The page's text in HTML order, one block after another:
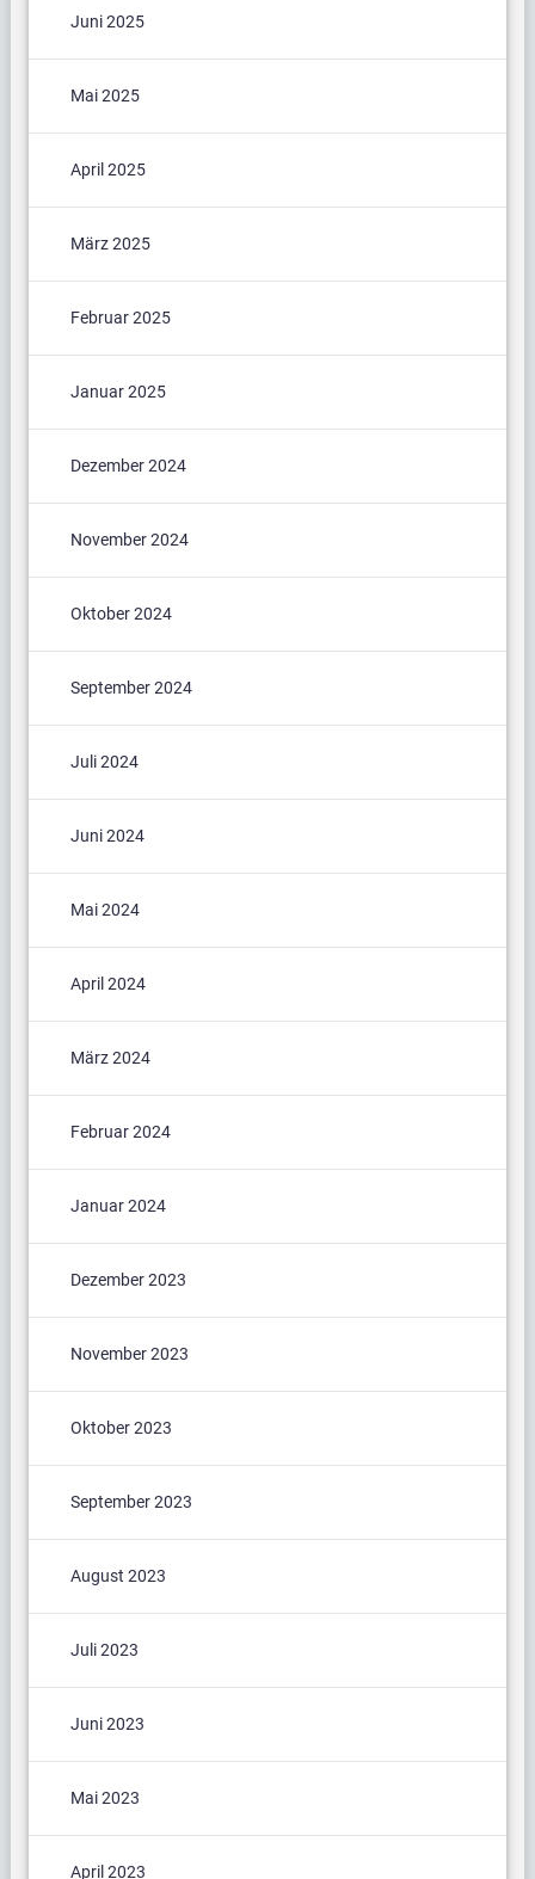
Juni 2025
Mai 2025
April 2025
März 2025
Februar 2025
Januar 2025
Dezember 2024
November 2024
Oktober 2024
September 2024
Juli 2024
Juni 2024
Mai 2024
April 2024
März 2024
Februar 2024
Januar 2024
Dezember 2023
November 2023
Oktober 2023
September 2023
August 2023
Juli 2023
Juni 2023
Mai 2023
April 2023